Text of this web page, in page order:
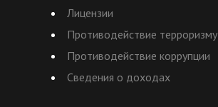
Лицензии
Противодействие терроризму
Противодействие коррупции
Сведения о доходах